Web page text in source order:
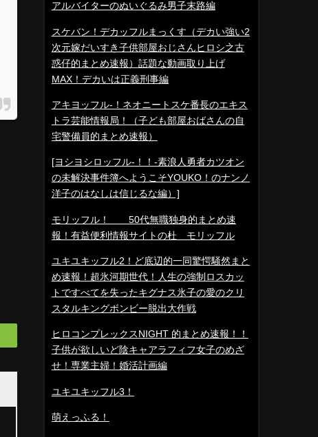
アルバイターのぬいぐるみ男子末路編
スケバン！デカッフルまっくす（デカい強い2
次元嫁だいすき子供部屋おじさんヒロシ之古
惑仔的まとめ速報）話題な動画取り上げ
MAX！デカいは正義刑事編
アキヨッフル-！ネオニートスケ番長のエキス
トラ芸能情報局！（子ども部屋おばさんの自
宅警備員的まとめ速報）
[ヨシヨシロッフル-！！-素浪人勇者カツオン
の未解決事件簿へようこそYOUKO！のナンノ
洋子のはなしは信じるな編）]
モリッフル！ 50代無職独身的まとめ速
報！有益便利情報サイトの杜 モリッフル
ユキユキッフル2！ど底辺的一同驚愕騒然まと
め速報！超氷河期世代！人生の強制ロスカッ
トですべてを失ったキグナス氷子の愛のクリ
スタルキングボンビー脱出大作戦
ヒロコンプレックスNIGHT 的まとめ速報！！
子供が欲しいど陰キャアラフィフ女子のめざ
せ！専業主婦！婚活計画編
ユキユキッフル3！
萌えっふる！